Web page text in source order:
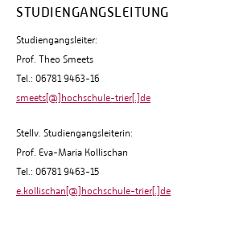
STUDIENGANGSLEITUNG
Studiengangsleiter:
Prof. Theo Smeets
Tel.: 06781 9463-16
smeets[@]hochschule-trier[.]de
Stellv. Studiengangsleiterin:
Prof. Eva-Maria Kollischan
Tel.: 06781 9463-15
e.kollischan[@]hochschule-trier[.]de